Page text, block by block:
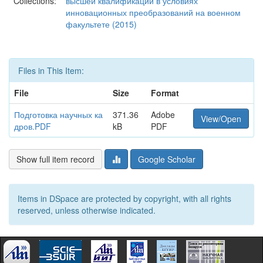
инновационных преобразований на военном
факультете (2015)
Files in This Item:
File
Size
Format
Подготовка научных ка
дров.PDF
371.36
kB
Adobe
PDF
View/Open
Show full item record Google Scholar
Items in DSpace are protected by copyright, with all rights
reserved, unless otherwise indicated.